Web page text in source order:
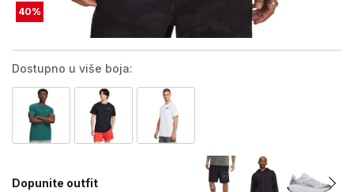
40%
Dostupno u više boja:
Dopunite outfit